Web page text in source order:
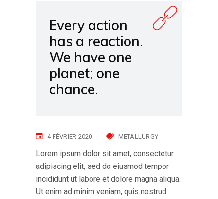
Every action
has a reaction.
We have one
planet; one
chance.
4 FÉVRIER 2020 METALLURGY
Lorem ipsum dolor sit amet, consectetur
adipiscing elit, sed do eiusmod tempor
incididunt ut labore et dolore magna aliqua.
Ut enim ad minim veniam, quis nostrud